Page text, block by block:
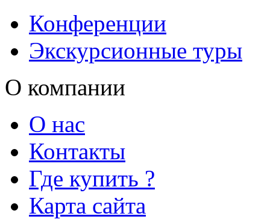
Конференции
Экскурсионные туры
О компании
О нас
Контакты
Где купить ?
Карта сайта